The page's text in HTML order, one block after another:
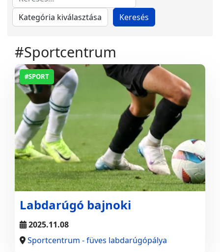
#Sportcentrum
#SPORT
Labdarúgó bajnoki
2025.11.08
Sportcentrum - füves labdarúgópálya